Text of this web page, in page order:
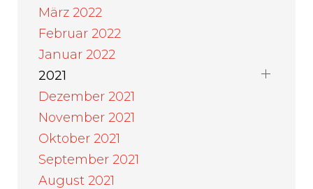
März 2022
Februar 2022
Januar 2022
2021
Dezember 2021
November 2021
Oktober 2021
September 2021
August 2021